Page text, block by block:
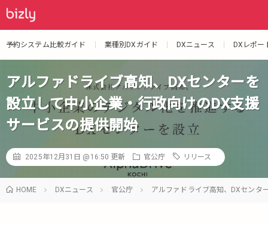
予約システム比較ガイド 業種別DXガイド DXニュース DXレポー
アルファドライブ高知、DXセンターを
設立して中小企業・行政向けのDX支援
サービスの提供開始
2025年12月31日 @16:50 更新 官公庁 リリース
HOME DXニュース 官公庁 アルファドライブ高知、DXセンタ